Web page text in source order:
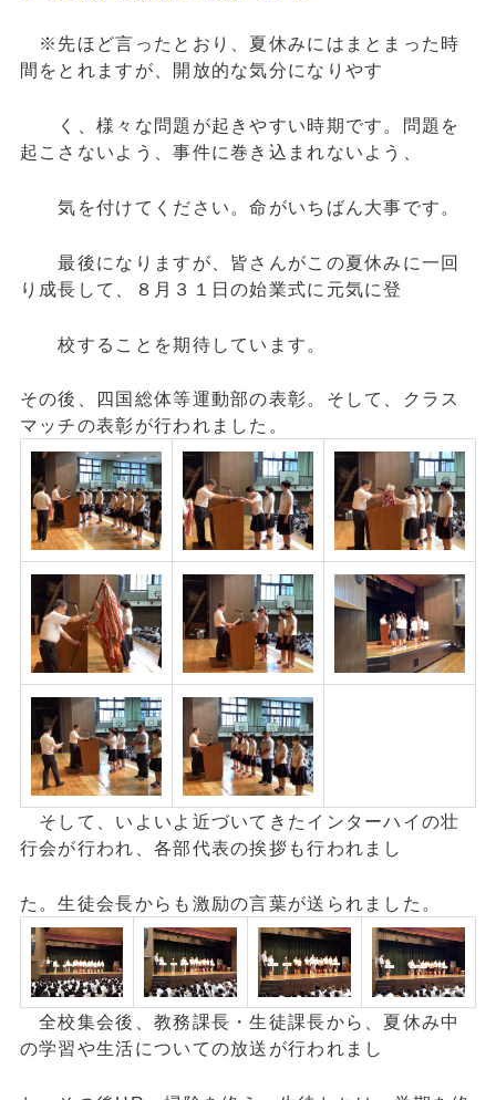
※先ほど言ったとおり、夏休みにはまとまった時
間をとれますが、開放的な気分になりやす
く、様々な問題が起きやすい時期です。問題を
起こさないよう、事件に巻き込まれないよう、
気を付けてください。命がいちばん大事です。
最後になりますが、皆さんがこの夏休みに一回
り成長して、８月３１日の始業式に元気に登
校することを期待しています。
その後、四国総体等運動部の表彰。そして、クラス
マッチの表彰が行われました。
そして、いよいよ近づいてきたインターハイの壮
行会が行われ、各部代表の挨拶も行われまし
た。生徒会長からも激励の言葉が送られました。
全校集会後、教務課長・生徒課長から、夏休み中
の学習や生活についての放送が行われまし